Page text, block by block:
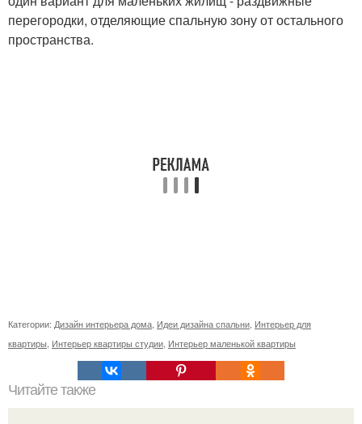
перегородки, отделяющие спальную зону от остального
пространства.
Категории: Дизайн интерьера дома Идеи дизайна спальни Интерьер для
квартиры Интерьер квартиры студии Интерьер маленькой квартиры
Читайте также